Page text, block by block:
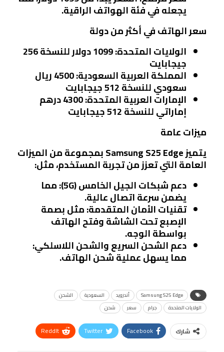
يجعله في فئة الهواتف الراقية.
سعر الهاتف في أكثر من دولة
الولايات المتحدة:
1099 دولار للنسخة 256
جيجابايت
المملكة العربية السعودية: 4500 ريال
سعودي للنسخة 512 جيجابايت
الإمارات العربية المتحدة: 4300 درهم
إماراتي للنسخة 512 جيجابايت
ميزات عامة
يتميز Samsung S25 Edge بمجموعة من الميزات
العامة التي تعزز من تجربة المستخدم، مثل:
دعم شبكات الجيل الخامس (5G)
: مما
يضمن سرعة اتصال عالية.
تقنيات الأمان المتقدمة: مثل بصمة
الإصبع تحت الشاشة وفتح الهاتف
بواسطة الوجه.
دعم الشحن السريع والشحن اللاسلكي:
مما يسهل عملية شحن الهاتف.
Samsung S25 Edge أندرويد السعودية
الشحن
الولايات المتحدة
جرام سعر شحن
شارك Facebook
Twitter
ReddIt